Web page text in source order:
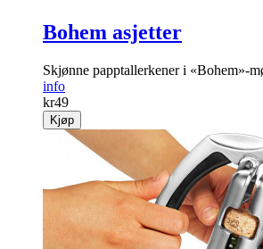
Bohem asjetter
Skjønne papptallerkener i «Bohem»-
info
kr49
Kjøp